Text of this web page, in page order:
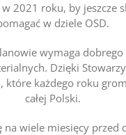
2021 roku, by jeszcze
w dziele OSD.
wymaga
Dzięki
które każdego roku
całej Polski.
na wiele miesięcy przed